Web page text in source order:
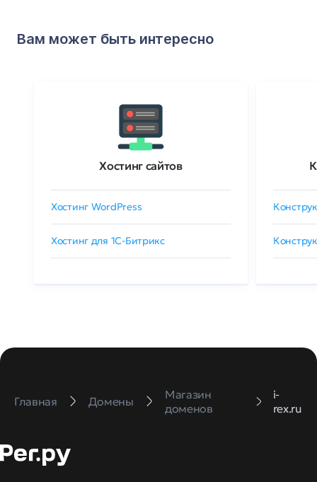
Вам может быть интересно
Хостинг сайтов
Хостинг WordPress
Хостинг для 1C-Битрикс
Главная Домены
Магазин
доменов
i-
rex.ru